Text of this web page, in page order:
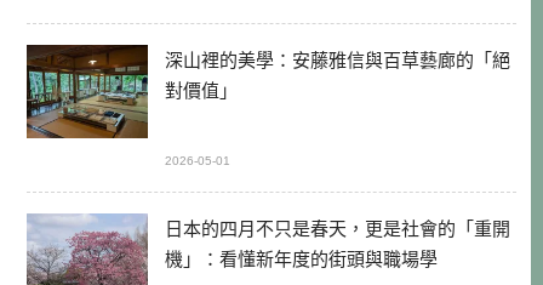
深山裡的美學：安藤雅信與百草藝廊的「絕
對價值」
2026-05-01
日本的四月不只是春天，更是社會的「重開
機」：看懂新年度的街頭與職場學